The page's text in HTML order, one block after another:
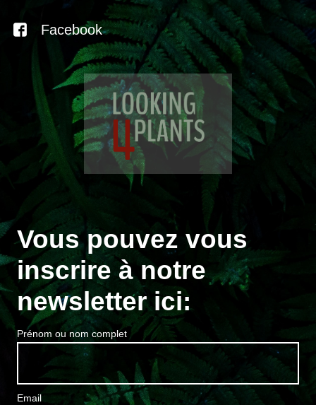
Facebook
Vous pouvez vous
inscrire à notre
newsletter ici:
Prénom ou nom complet
Email